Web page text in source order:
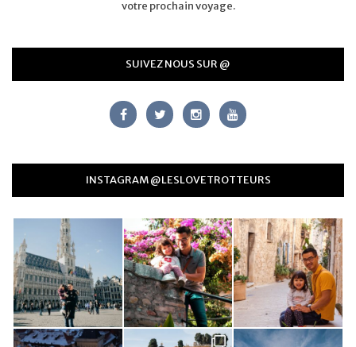
votre prochain voyage.
SUIVEZ NOUS SUR @
INSTAGRAM @LESLOVETROTTEURS